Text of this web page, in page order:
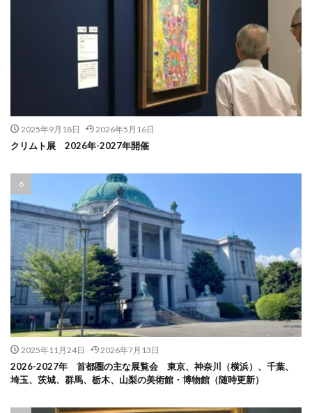
2025年9月18日 2026年5月16日
クリムト展 2026年-2027年開催
2025年11月24日 2026年7月13日
2026-2027年 首都圏の主な展覧会 東京、神奈川（横浜）、千葉、
埼玉、茨城、群馬、栃木、山梨の美術館・博物館（随時更新）